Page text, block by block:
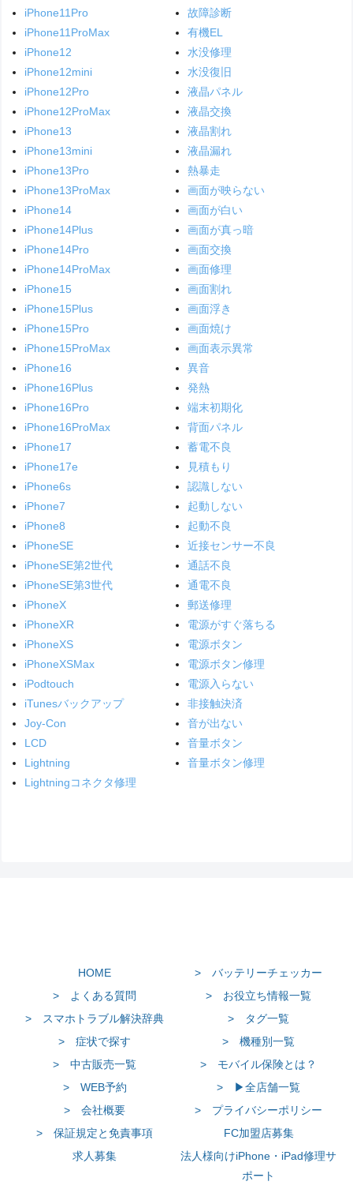
iPhone11Pro
iPhone11ProMax
iPhone12
iPhone12mini
iPhone12Pro
iPhone12ProMax
iPhone13
iPhone13mini
iPhone13Pro
iPhone13ProMax
iPhone14
iPhone14Plus
iPhone14Pro
iPhone14ProMax
iPhone15
iPhone15Plus
iPhone15Pro
iPhone15ProMax
iPhone16
iPhone16Plus
iPhone16Pro
iPhone16ProMax
iPhone17
iPhone17e
iPhone6s
iPhone7
iPhone8
iPhoneSE
iPhoneSE第2世代
iPhoneSE第3世代
iPhoneX
iPhoneXR
iPhoneXS
iPhoneXSMax
iPodtouch
iTunesバックアップ
Joy-Con
LCD
Lightning
Lightningコネクタ修理
故障診断
有機EL
水没修理
水没復旧
液晶パネル
液晶交換
液晶割れ
液晶漏れ
熱暴走
画面が映らない
画面が白い
画面が真っ暗
画面交換
画面修理
画面割れ
画面浮き
画面焼け
画面表示異常
異音
発熱
端末初期化
背面パネル
蓄電不良
見積もり
認識しない
起動しない
起動不良
近接センサー不良
通話不良
通電不良
郵送修理
電源がすぐ落ちる
電源ボタン
電源ボタン修理
電源入らない
非接触決済
音が出ない
音量ボタン
音量ボタン修理
HOME
> バッテリーチェッカー
> よくある質問
> お役立ち情報一覧
> スマホトラブル解決辞典
> タグ一覧
> 症状で探す
> 機種別一覧
> 中古販売一覧
> モバイル保険とは？
> WEB予約
> ▶全店舗一覧
> 会社概要
> プライバシーポリシー
> 保証規定と免責事項
FC加盟店募集
求人募集
法人様向けiPhone・iPad修理サ
ポート